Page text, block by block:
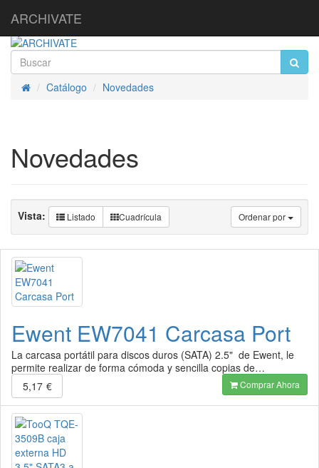
ARCHIVATE
InicioCatálogo Novedades
Novedades
Ordenar por
Vista: Listado Cuadrícula
Ewent EW7041 Carcasa Port
La carcasa portátil para discos duros (SATA) 2.5" de Ewent, le
permite realizar de forma cómoda y sencilla copias de…
5,17 € Comprar Ahora